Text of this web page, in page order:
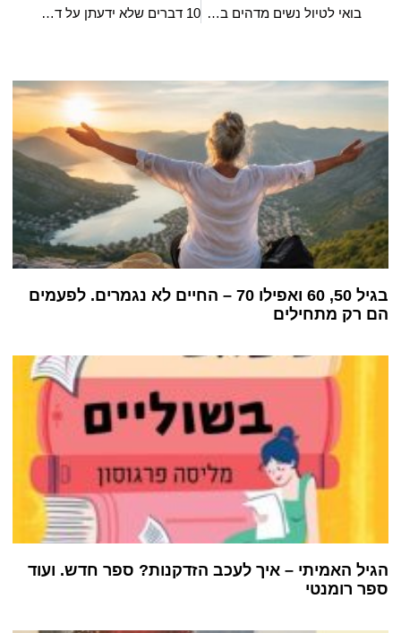
בואי לטיול נשים מדהים בדובאי! 9-13/11 חוויה מלכותית 10 דברים שלא ידעתן על דובאי – וכדאי לגלות בטיול נשים מיוחד באפריל!
בגיל 50, 60 ואפילו 70 – החיים לא נגמרים. לפעמים
הם רק מתחילים
הגיל האמיתי – איך לעכב הזדקנות? ספר חדש. ועוד
ספר רומנטי